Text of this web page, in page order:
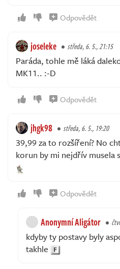
Odpovědět
joseleke středa, 6. 5., 21:15
Paráda, tohle mě láká
MK11.. :-D
Odpovědět
jhgk98 středa, 6. 5., 19:20
39,99 za to rozšíření? No
korun by mi nejdřív musela
Odpovědět
Anonymní Aligátor
kdyby ty postavy byly
takhle